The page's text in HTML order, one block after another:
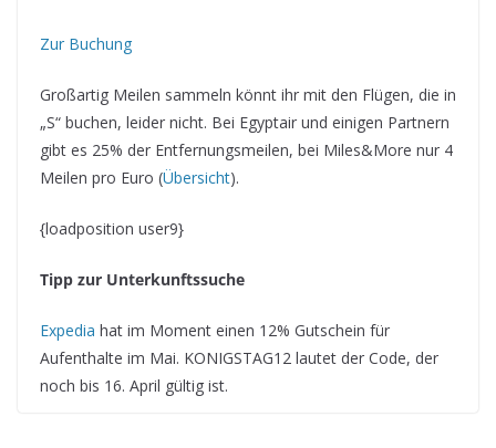
Zur Buchung
Großartig Meilen sammeln könnt ihr mit den Flügen, die in
„S“ buchen, leider nicht. Bei Egyptair und einigen Partnern
gibt es 25% der Entfernungsmeilen, bei Miles&More nur 4
Meilen pro Euro (Übersicht).
{loadposition user9}
Tipp zur Unterkunftssuche
Expedia hat im Moment einen 12% Gutschein für
Aufenthalte im Mai. KONIGSTAG12 lautet der Code, der
noch bis 16. April gültig ist.